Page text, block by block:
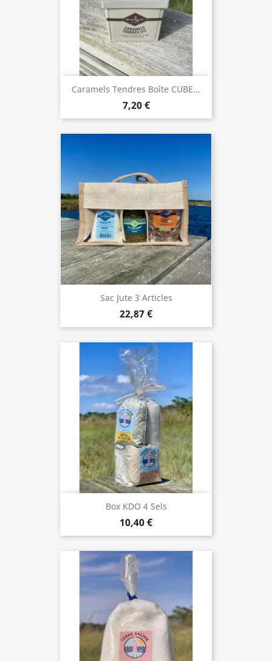
Caramels Tendres Boîte CUBE...
7,20 €
Sac Jute 3 Articles
22,87 €
Box KDO 4 Sels
10,40 €